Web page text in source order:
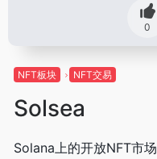
0
NFT板块 NFT交易
Solsea
Solana上的开放NFT市场